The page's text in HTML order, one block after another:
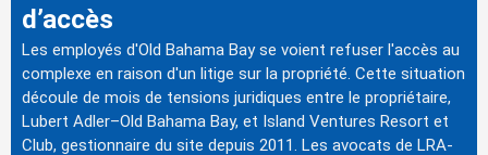
d’accès
Les employés d'Old Bahama Bay se voient refuser l'accès au
complexe en raison d'un litige sur la propriété. Cette situation
découle de mois de tensions juridiques entre le propriétaire,
Lubert Adler–Old Bahama Bay, et Island Ventures Resort et
Club, gestionnaire du site depuis 2011. Les avocats de LRA-